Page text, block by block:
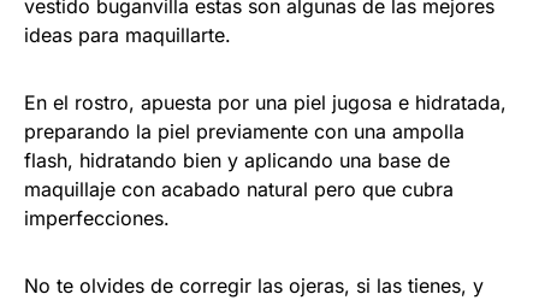
vestido buganvilla estas son algunas de las mejores
ideas para maquillarte.
En el rostro, apuesta por una piel jugosa e hidratada,
preparando la piel previamente con una ampolla
flash, hidratando bien y aplicando una base de
maquillaje con acabado natural pero que cubra
imperfecciones.
No te olvides de corregir las ojeras, si las tienes, y